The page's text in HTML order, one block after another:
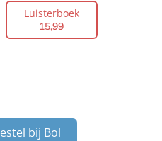
Luisterboek
15,99
bij Bol